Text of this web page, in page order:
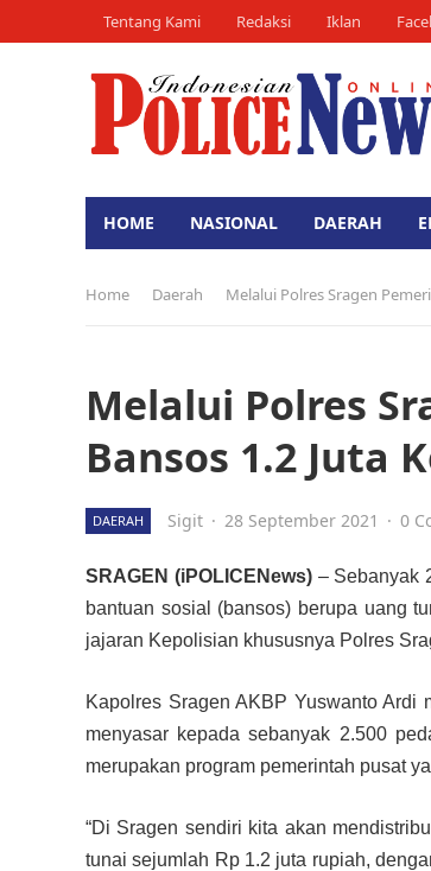
Tentang Kami Redaksi Iklan
HOME NASIONAL DAERAH
Home Daerah Melalui Polres Sragen
Melalui Polres
Bansos 1.2 Juta
DAERAH Sigit · 28 September 2021 · 0
SRAGEN (iPOLICENews)– Sebanyak
bantuan sosial (bansos) berupa uang
jajaran Kepolisian khususnya Polres
Kapolres Sragen AKBP Yuswanto Ardi
menyasar kepada sebanyak 2.500
merupakan program pemerintah pusat
“Di Sragen sendiri kita akan
tunai sejumlah Rp 1.2 juta rupiah,